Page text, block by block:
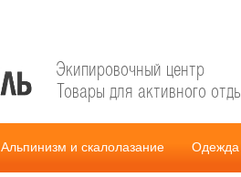
Экипировочный центр
Товары для активного
Альпинизм и скалолазание Одежда